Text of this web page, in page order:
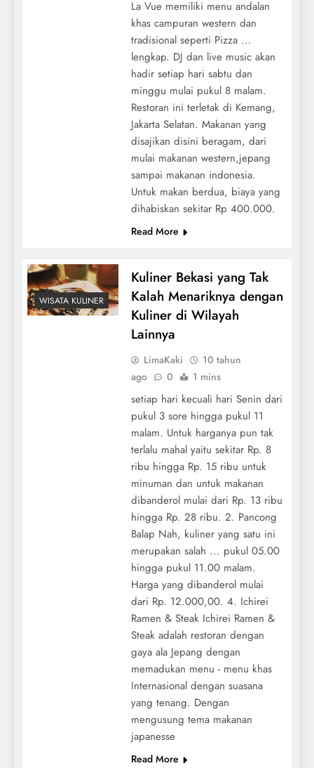
La Vue memiliki menu andalan
khas campuran western dan
tradisional seperti Pizza ...
lengkap. DJ dan live music akan
hadir setiap hari sabtu dan
minggu mulai pukul 8 malam.
Restoran ini terletak di Kemang,
Jakarta Selatan. Makanan yang
disajikan disini beragam, dari
mulai makanan western,jepang
sampai makanan indonesia.
Untuk makan berdua, biaya yang
dihabiskan sekitar Rp 400.000.
Read More
WISATA KULINER
Kuliner Bekasi yang Tak
Kalah Menariknya dengan
Kuliner di Wilayah
Lainnya
LimaKaki
10 tahun
ago
0 1 mins
setiap hari kecuali hari Senin dari
pukul 3 sore hingga pukul 11
malam. Untuk harganya pun tak
terlalu mahal yaitu sekitar Rp. 8
ribu hingga Rp. 15 ribu untuk
minuman dan untuk makanan
dibanderol mulai dari Rp. 13 ribu
hingga Rp. 28 ribu. 2. Pancong
Balap Nah, kuliner yang satu ini
merupakan salah ... pukul 05.00
hingga pukul 11.00 malam.
Harga yang dibanderol mulai
dari Rp. 12.000,00. 4. Ichirei
Ramen & Steak Ichirei Ramen &
Steak adalah restoran dengan
gaya ala Jepang dengan
memadukan menu - menu khas
Internasional dengan suasana
yang tenang. Dengan
mengusung tema makanan
japanesse
Read More